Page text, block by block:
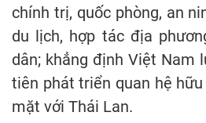
chính trị, quốc phòng, an
du lịch, hợp tác địa
dân; khẳng định Việt Nam
tiên phát triển quan hệ
mặt với Thái Lan.